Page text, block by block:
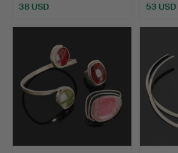
38 USD 53 USD